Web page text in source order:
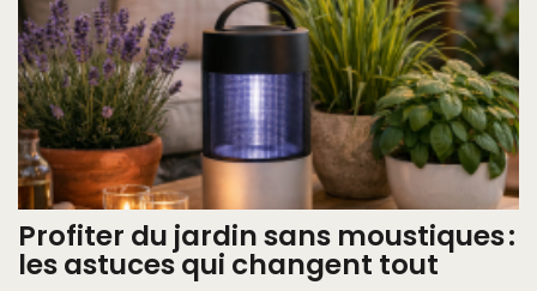
Profiter du jardin sans moustiques :
les astuces qui changent tout